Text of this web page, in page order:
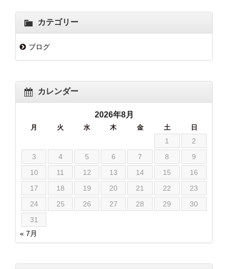
カテゴリー
ブログ
カレンダー
2026年8月
月 火 水 木 金 土 日
1
2
3
4 5 6 7 8
9
10
11 12 13 14 15
16
17
18 19 20 21 22
23
24
25 26 27 28 29
30
31
« 7月